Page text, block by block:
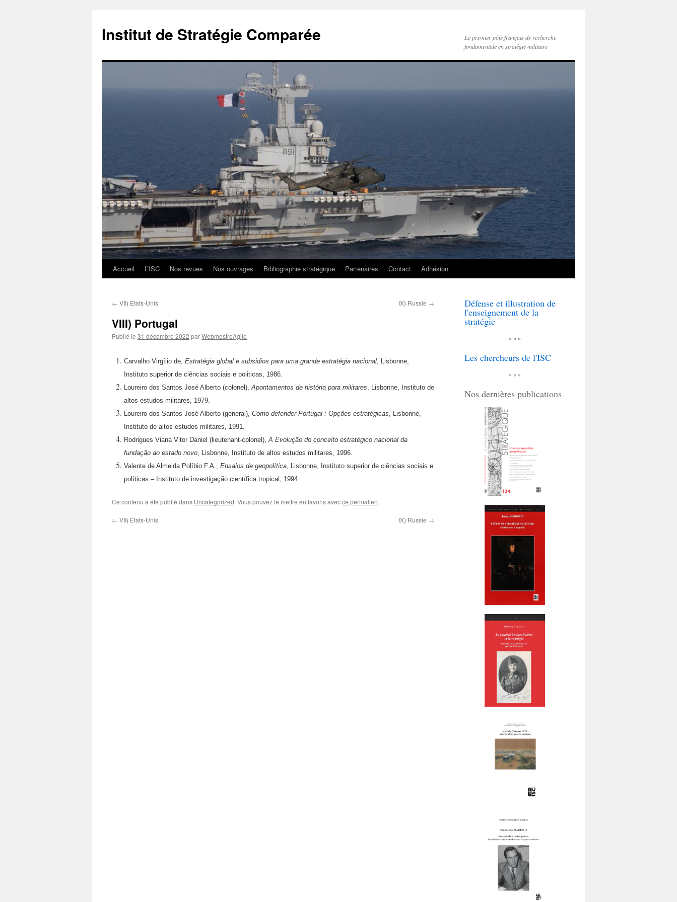
Institut de Stratégie Comparée
Le premier pôle français de recherche
fondamentale en stratégie militaire
Aller
contenu
Accueil L’ISC Nos revues Nos ouvrages Bibliographie stratégique Partenaires Contact Adhésion
← VII) Etats-Unis IX) Russie →
VIII) Portugal
Publié le 31 décembre 2022 parWebmestreAgile
Carvalho Virgílio de, Estratégia global e subsidios para uma grande estratégia nacional, Lisbonne,
Instituto superior de ciências sociais e politicas, 1986.
Loureiro dos Santos José Alberto (colonel),Apontamentos de história para militares, Lisbonne, Instituto de
altos estudos militares, 1979.
Loureiro dos Santos José Alberto (général), Como defender Portugal : Opções estratégicas, Lisbonne,
Instituto de altos estudos militares, 1991.
Rodrigues Viana Vitor Daniel (lieutenant-colonel),A Evolução do conceito estratégico nacional da
fundação ao estado novo, Lisbonne, Instituto de altos estudos militares, 1996.
Valente de Almeida Políbio F.A., Ensaios de geopolítica, Lisbonne, Instituto superior de ciências sociais e
políticas – Instituto de investigação científica tropi­cal, 1994.
Ce contenu a été publié dans Uncategorized. Vous pouvez le mettre en favoris avecce permalien.
← VII) Etats-Unis IX) Russie →
Défense et illustration de
l'enseignement de la
stratégie
* * *
Les chercheurs de l'ISC
* * *
Nos dernières publications